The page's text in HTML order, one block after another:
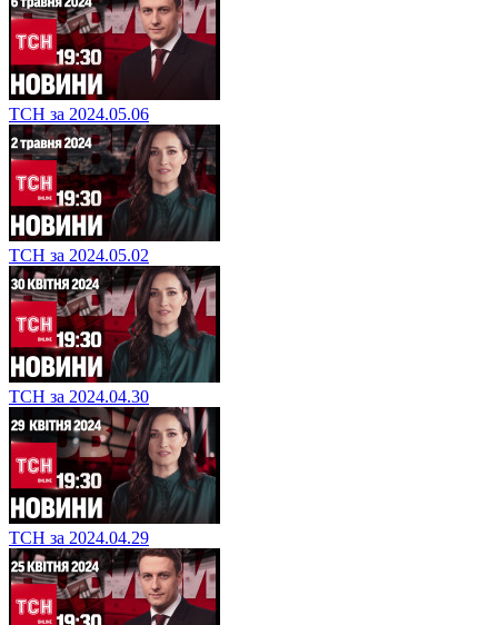
ТСН за 2024.05.06
ТСН за 2024.05.02
ТСН за 2024.04.30
ТСН за 2024.04.29